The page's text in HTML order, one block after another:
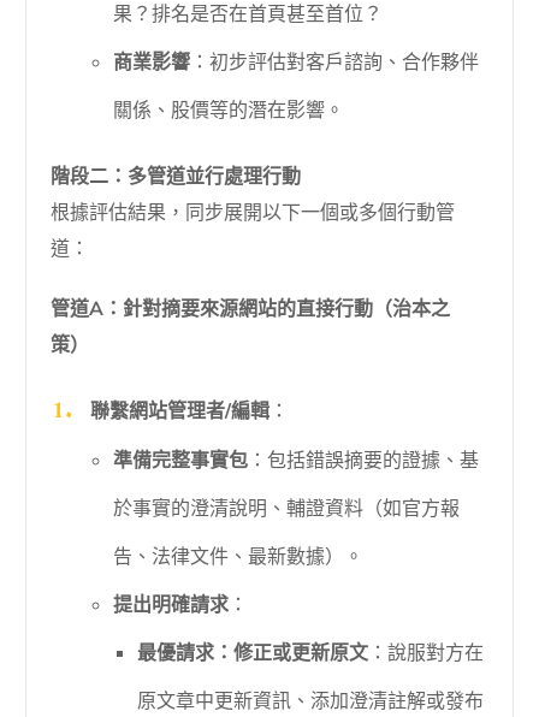
果？排名是否在首頁甚至首位？
商業影響：初步評估對客戶諮詢、合作夥伴
關係、股價等的潛在影響。
階段二：多管道並行處理行動
根據評估結果，同步展開以下一個或多個行動管
道：
管道A：針對摘要來源網站的直接行動（治本之
策）
聯繫網站管理者/編輯：
準備完整事實包：包括錯誤摘要的證據、基
於事實的澄清說明、輔證資料（如官方報
告、法律文件、最新數據）。
提出明確請求：
最優請求：修正或更新原文 ：說服對方在
原文章中更新資訊、添加澄清註解或發布